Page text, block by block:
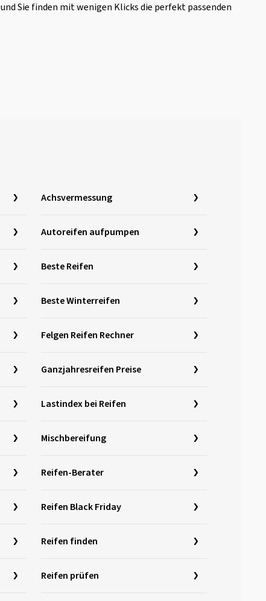
und Sie finden mit wenigen Klicks die perfekt passenden
Achsvermessung
Autoreifen aufpumpen
Beste Reifen
Beste Winterreifen
Felgen Reifen Rechner
Ganzjahresreifen Preise
Lastindex bei Reifen
Mischbereifung
Reifen-Berater
Reifen Black Friday
Reifen finden
Reifen prüfen